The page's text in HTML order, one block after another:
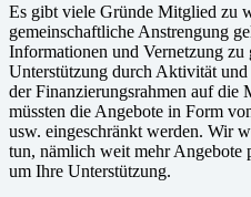
Es gibt viele Gründe Mitglied zu
gemeinschaftliche Anstrengung
Informationen und Vernetzung
Unterstützung durch Aktivität
der Finanzierungsrahmen auf die
müssten die Angebote in Form
usw. eingeschränkt werden. Wir
tun, nämlich weit mehr Angebote
um Ihre Unterstützung.